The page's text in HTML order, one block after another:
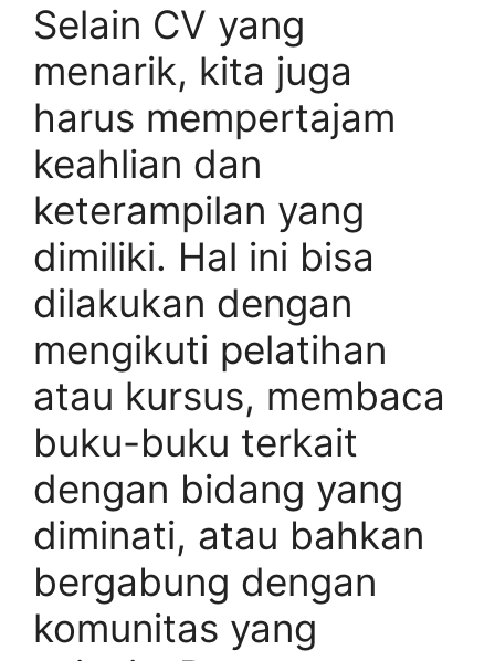
Selain CV yang
menarik, kita juga
harus mempertajam
keahlian dan
keterampilan yang
dimiliki. Hal ini bisa
dilakukan dengan
mengikuti pelatihan
atau kursus, membaca
buku-buku terkait
dengan bidang yang
diminati, atau bahkan
bergabung dengan
komunitas yang